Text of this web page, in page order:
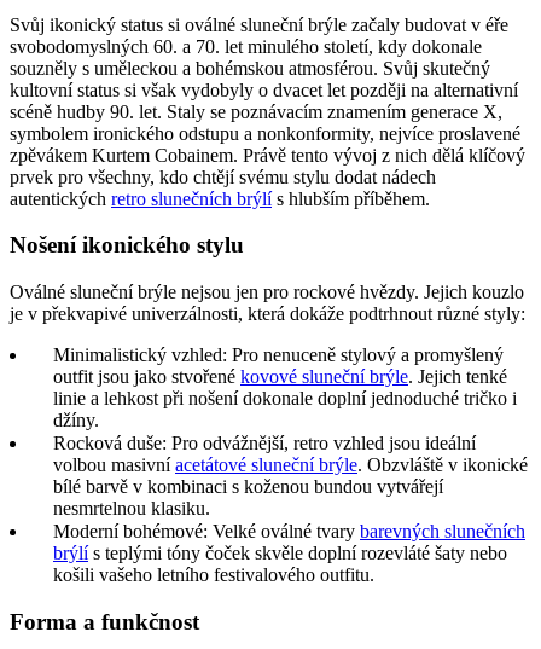
Svůj ikonický status si oválné sluneční brýle začaly budovat v éře
svobodomyslných 60. a 70. let minulého století, kdy dokonale
souzněly s uměleckou a bohémskou atmosférou. Svůj skutečný
kultovní status si však vydobyly o dvacet let později na alternativní
scéně hudby 90. let. Staly se poznávacím znamením generace X,
symbolem ironického odstupu a nonkonformity, nejvíce proslavené
zpěvákem Kurtem Cobainem. Právě tento vývoj z nich dělá klíčový
prvek pro všechny, kdo chtějí svému stylu dodat nádech
autentických retro slunečních brýlís hlubším příběhem.
Nošení ikonického stylu
Oválné sluneční brýle nejsou jen pro rockové hvězdy. Jejich kouzlo
je v překvapivé univerzálnosti, která dokáže podtrhnout různé styly:
Minimalistický vzhled: Pro nenuceně stylový a promyšlený
outfit jsou jako stvořené kovové sluneční brýle. Jejich tenké
linie a lehkost při nošení dokonale doplní jednoduché tričko i
džíny.
Rocková duše: Pro odvážnější, retro vzhled jsou ideální
volbou masivníacetátové sluneční brýle. Obzvláště v ikonické
bílé barvě v kombinaci s koženou bundou vytvářejí
nesmrtelnou klasiku.
Moderní bohémové: Velké oválné tvary barevných slunečních
brýlís teplými tóny čoček skvěle doplní rozevláté šaty nebo
košili vašeho letního festivalového outfitu.
Forma a funkčnost